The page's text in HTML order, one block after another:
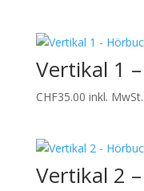
Vertikal 1
CHF35.00 inkl. MwSt.
Vertikal 2